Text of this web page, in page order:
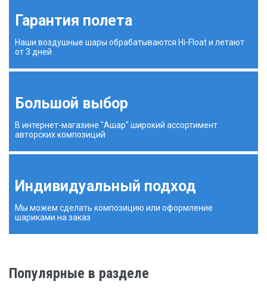
Гарантия полета
Наши воздушные шары обрабатываются Hi-Float и летают
от 3 дней
Большой выбор
В интернет-магазине "Ашар" широкий ассортимент
авторских композиций
Индивидуальный подход
Мы можем сделать композицию или оформление
шариками на заказ
Популярные в разделе